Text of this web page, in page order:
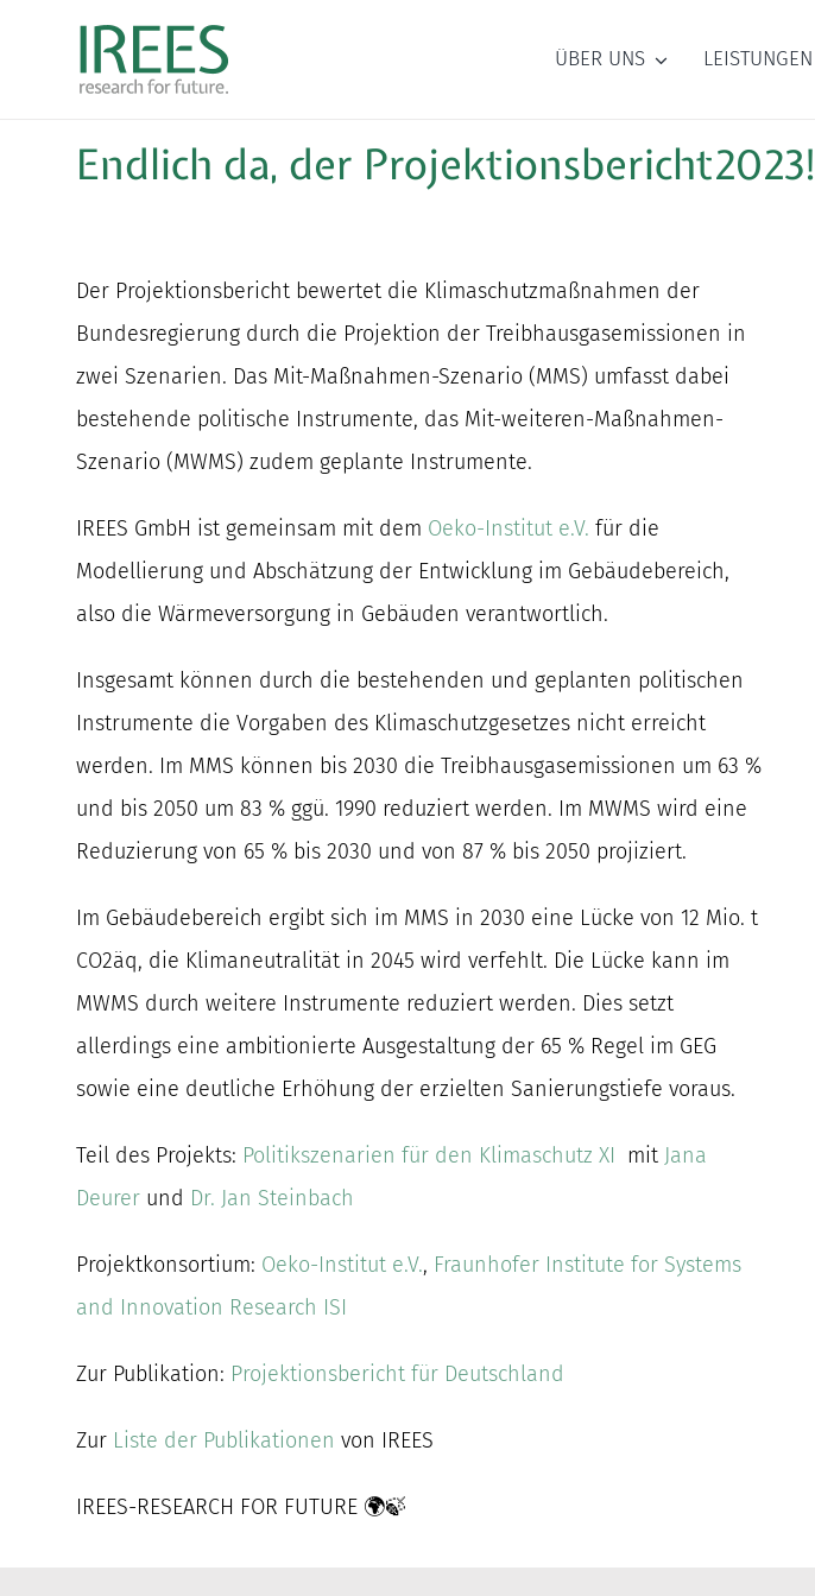
ÜBER UNS LEISTUNGEN
Endlich da, der Projektionsbericht2023!
Der Projektionsbericht bewertet die Klimaschutzmaßnahmen der
Bundesregierung durch die Projektion der Treibhausgasemissionen in
zwei Szenarien. Das Mit-Maßnahmen-Szenario (MMS) umfasst dabei
bestehende politische Instrumente, das Mit-weiteren-Maßnahmen-
Szenario (MWMS) zudem geplante Instrumente.
IREES GmbH ist gemeinsam mit dem Oeko-Institut e.V. für die
Modellierung und Abschätzung der Entwicklung im Gebäudebereich,
also die Wärmeversorgung in Gebäuden verantwortlich.
Insgesamt können durch die bestehenden und geplanten politischen
Instrumente die Vorgaben des Klimaschutzgesetzes nicht erreicht
werden. Im MMS können bis 2030 die Treibhausgasemissionen um 63 %
und bis 2050 um 83 % ggü. 1990 reduziert werden. Im MWMS wird eine
Reduzierung von 65 % bis 2030 und von 87 % bis 2050 projiziert.
Im Gebäudebereich ergibt sich im MMS in 2030 eine Lücke von 12 Mio. t
CO2äq, die Klimaneutralität in 2045 wird verfehlt. Die Lücke kann im
MWMS durch weitere Instrumente reduziert werden. Dies setzt
allerdings eine ambitionierte Ausgestaltung der 65 % Regel im GEG
sowie eine deutliche Erhöhung der erzielten Sanierungstiefe voraus.
Teil des Projekts: Politikszenarien für den Klimaschutz XI mit Jana
Deurer und Dr. Jan Steinbach
Projektkonsortium: Oeko-Institut e.V., Fraunhofer Institute for Systems
and Innovation Research ISI
Zur Publikation: Projektionsbericht für Deutschland
Zur Liste der Publikationen von IREES
IREES-RESEARCH FOR FUTURE 🌍🍃